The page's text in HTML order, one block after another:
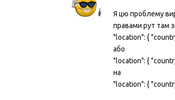
Я цю проблему
правами рут там
"location": {
або
"location": {
на
"location": {